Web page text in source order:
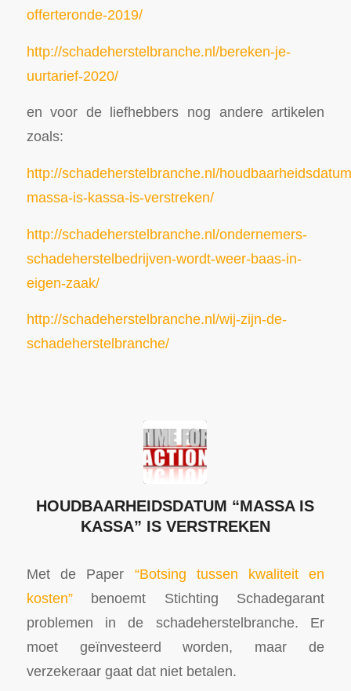
offerteronde-2019/
http://schadeherstelbranche.nl/bereken-je-
uurtarief-2020/
en voor de liefhebbers nog andere artikelen
zoals:
http://schadeherstelbranche.nl/
massa-is-kassa-is-verstreken/
http://schadeherstelbranche.nl/ondernemers-
schadeherstelbedrijven-wordt-weer-baas-in-
eigen-zaak/
http://schadeherstelbranche.nl/wij-zijn-de-
schadeherstelbranche/
HOUDBAARHEIDSDATUM “MASSA IS
KASSA” IS VERSTREKEN
Met de Paper “Botsing tussen kwaliteit en
kosten”benoemt Stichting Schadegarant
problemen in de schadeherstelbranche. Er
moet geïnvesteerd worden, maar de
verzekeraar gaat dat niet betalen.